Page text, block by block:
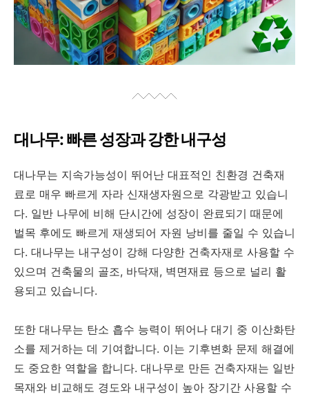
대나무: 빠른 성장과 강한 내구성
대나무는 지속가능성이 뛰어난 대표적인 친환경 건축재
료로 매우 빠르게 자라 신재생자원으로 각광받고 있습니
다. 일반 나무에 비해 단시간에 성장이 완료되기 때문에
벌목 후에도 빠르게 재생되어 자원 낭비를 줄일 수 있습니
다. 대나무는 내구성이 강해 다양한 건축자재로 사용할 수
있으며 건축물의 골조, 바닥재, 벽면재료 등으로 널리 활
용되고 있습니다.
또한 대나무는 탄소 흡수 능력이 뛰어나 대기 중 이산화탄
소를 제거하는 데 기여합니다. 이는 기후변화 문제 해결에
도 중요한 역할을 합니다. 대나무로 만든 건축자재는 일반
목재와 비교해도 경도와 내구성이 높아 장기간 사용할 수